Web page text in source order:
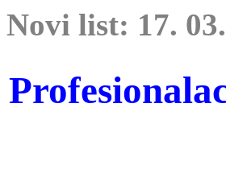
Novi list: 17.